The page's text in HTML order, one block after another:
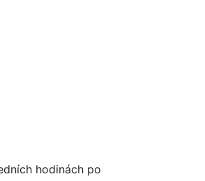
hodinách po